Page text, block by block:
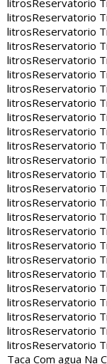
litrosReservatorio
litrosReservatorio
litrosReservatorio
litrosReservatorio
litrosReservatorio
litrosReservatorio
litrosReservatorio
litrosReservatorio
litrosReservatorio
litrosReservatorio
litrosReservatorio
litrosReservatorio
litrosReservatorio
litrosReservatorio
litrosReservatorio
litrosReservatorio
litrosReservatorio
litrosReservatorio
litrosReservatorio
litrosReservatorio
litrosReservatorio
litrosReservatorio
litrosReservatorio
litrosReservatorio
litrosReservatorio
Taca Com agua Na